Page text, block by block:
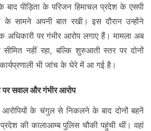
पीड़िता के परिजन हिमाचल प्रदेश के एसपी
के सामने अपनी बात रखी। इस दौरान उन्होंने
अधिकारी पर गंभीर आरोप लगाए हैं। मामला अब
नहीं रहा, बल्कि शुरुआती स्तर पर दोनों
भी जांच के घेरे में आ गई है।
सवाल और गंभीर आरोप
आरोपियों के चंगुल से निकलने के बाद दोनों बहनें
की कालाआम्ब पुलिस चौकी पहुंची थीं। वहां